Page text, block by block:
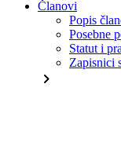
Članovi
Popis
Posebne
Statut i
Zapisnici
chevron_right